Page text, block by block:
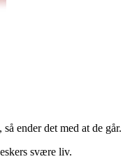
ender det med at de går.
svære liv.